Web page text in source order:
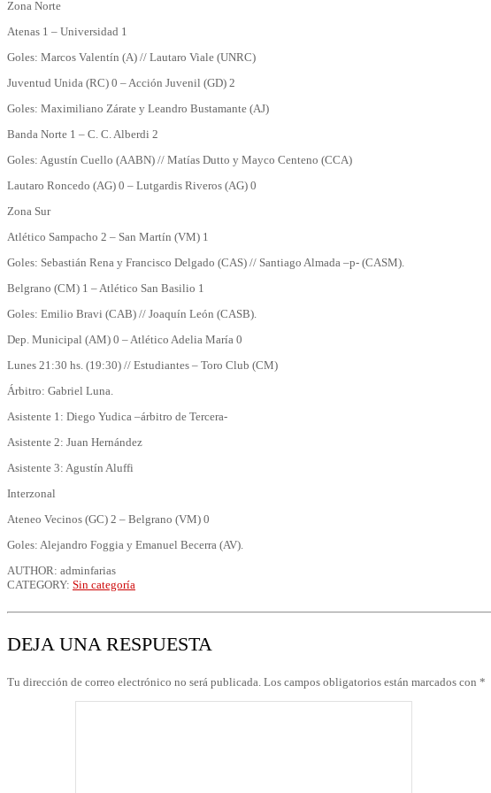
Zona Norte
Atenas 1 – Universidad 1
Goles: Marcos Valentín (A) // Lautaro Viale (UNRC)
Juventud Unida (RC) 0 – Acción Juvenil (GD) 2
Goles: Maximiliano Zárate y Leandro Bustamante (AJ)
Banda Norte 1 – C. C. Alberdi 2
Goles: Agustín Cuello (AABN) // Matías Dutto y Mayco Centeno (CCA)
Lautaro Roncedo (AG) 0 – Lutgardis Riveros (AG) 0
Zona Sur
Atlético Sampacho 2 – San Martín (VM) 1
Goles: Sebastián Rena y Francisco Delgado (CAS) // Santiago Almada –p- (CASM).
Belgrano (CM) 1 – Atlético San Basilio 1
Goles: Emilio Bravi (CAB) // Joaquín León (CASB).
Dep. Municipal (AM) 0 – Atlético Adelia María 0
Lunes 21:30 hs. (19:30) // Estudiantes – Toro Club (CM)
Árbitro: Gabriel Luna.
Asistente 1: Diego Yudica –árbitro de Tercera-
Asistente 2: Juan Hernández
Asistente 3: Agustín Aluffi
Interzonal
Ateneo Vecinos (GC) 2 – Belgrano (VM) 0
Goles: Alejandro Foggia y Emanuel Becerra (AV).
AUTHOR: adminfarias
CATEGORY: Sin categoría
DEJA UNA RESPUESTA
Tu dirección de correo electrónico no será publicada. Los campos obligatorios están marcados con *